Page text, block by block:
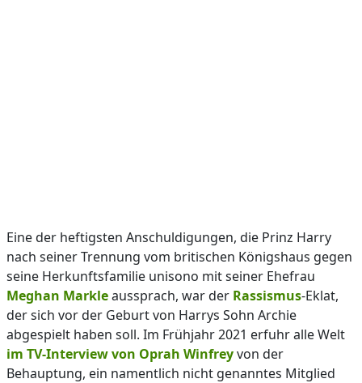
Eine der heftigsten Anschuldigungen, die Prinz Harry
nach seiner Trennung vom britischen Königshaus gegen
seine Herkunftsfamilie unisono mit seiner Ehefrau
Meghan Markleaussprach, war der Rassismus-Eklat,
der sich vor der Geburt von Harrys Sohn Archie
abgespielt haben soll. Im Frühjahr 2021 erfuhr alle Welt
im TV-Interview von Oprah Winfreyvon der
Behauptung, ein namentlich nicht genanntes Mitglied